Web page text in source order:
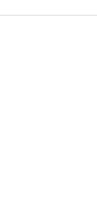
Hanketta